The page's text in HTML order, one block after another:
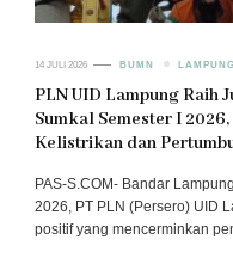
14 JULI 2026 BUMN LAMPUNG
PLN UID Lampung Raih
Sumkal Semester I
Kelistrikan dan
PAS-S.COM- Bandar
2026, PT PLN (Persero) UID
positif yang mencerminkan